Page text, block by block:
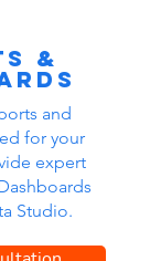
&
and
for your
expert
Studio.